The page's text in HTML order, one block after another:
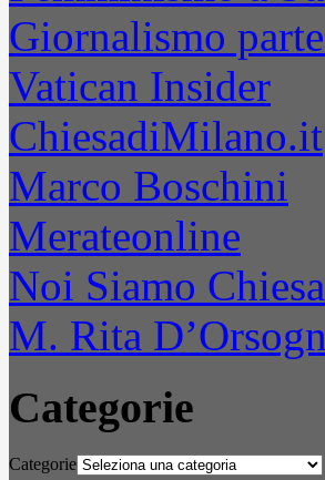
Giornalismo
Vatican Insider
ChiesadiMilano.it
Marco Boschini
Merateonline
Noi Siamo Chiesa
M. Rita
Categorie
Categorie